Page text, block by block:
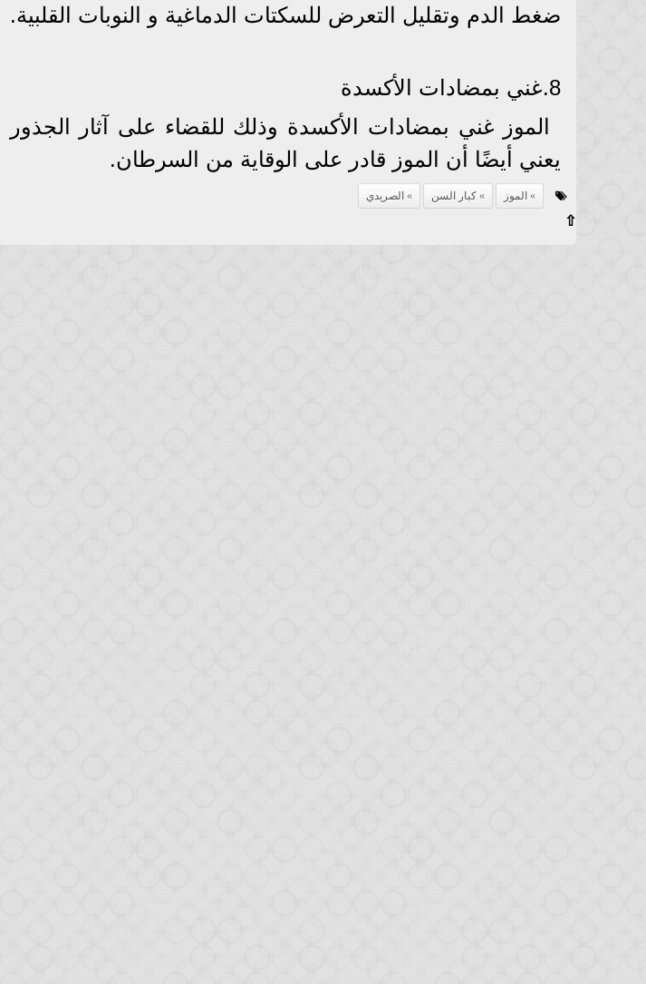
ضغط الدم وتقليل التعرض للسكتات الدماغية و النوبات القلبية.
8.غني بمضادات الأكسدة
الموز غني بمضادات الأكسدة وذلك للقضاء على آثار
يعني أيضًا أن الموز قادر على الوقاية من السرطان.
الموز كبار السن الصريدي
⇧